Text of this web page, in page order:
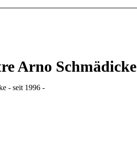
Arno Schmädicke
- seit 1996 -